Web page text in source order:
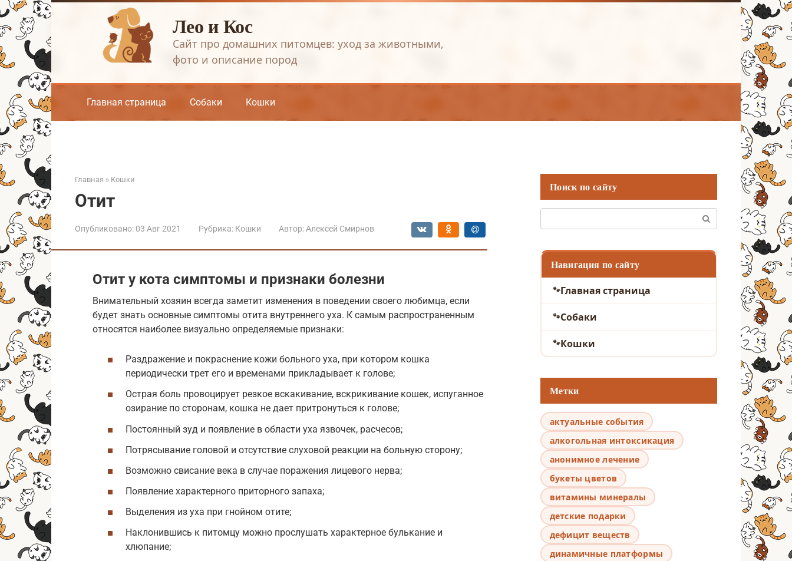
Перейти
к
контенту
Лео и Кос
Сайт про домашних питомцев: уход за животными,
фото и описание пород
Главная страница Собаки Кошки
Главная » Кошки
Отит
Опубликовано: 03 Авг 2021 Рубрика: Кошки Автор: Алексей Смирнов
Отит у кота симптомы и признаки болезни
Внимательный хозяин всегда заметит изменения в поведении своего любимца, если
будет знать основные симптомы отита внутреннего уха. К самым распространенным
относятся наиболее визуально определяемые признаки:
Раздражение и покраснение кожи больного уха, при котором кошка
периодически трет его и временами прикладывает к голове;
Острая боль провоцирует резкое вскакивание, вскрикивание кошек, испуганное
озирание по сторонам, кошка не дает притронуться к голове;
Постоянный зуд и появление в области уха язвочек, расчесов;
Потрясывание головой и отсутствие слуховой реакции на больную сторону;
Возможно свисание века в случае поражения лицевого нерва;
Появление характерного приторного запаха;
Выделения из уха при гнойном отите;
Наклонившись к питомцу можно прослушать характерное булькание и
хлюпание;
Поиск по сайту
Навигация по сайту
Главная страница
Собаки
Кошки
Метки
актуальные события
алкогольная интоксикация
анонимное лечение
букеты цветов
витамины минералы
детские подарки
дефицит веществ
динамичные платформы